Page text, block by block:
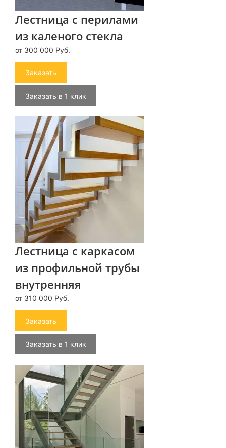
Лестница с перилами
из каленого стекла
от 300 000 Руб.
Заказать
Заказать в 1 клик
Лестница с каркасом
из профильной трубы
внутренняя
от 310 000 Руб.
Заказать
Заказать в 1 клик